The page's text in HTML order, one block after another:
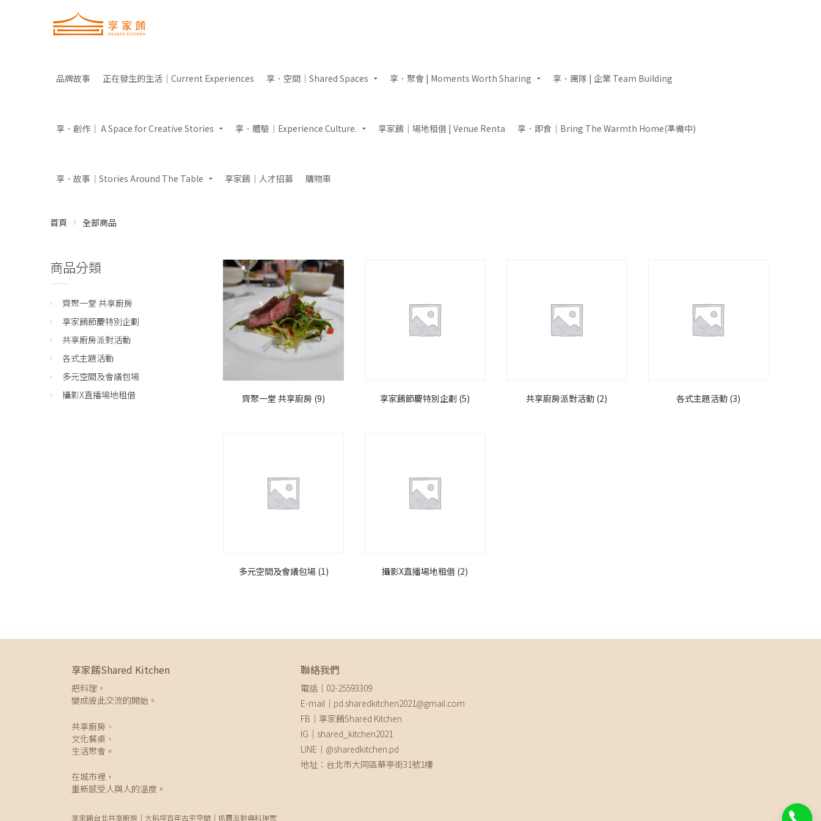
品牌故事 正在發生的生活｜Current Experiences 享．空間｜Shared Spaces 享．聚會 | Moments Worth Sharing 享．團隊 | 企業 Team Building
享．創作｜ A Space for Creative Stories 享．體驗｜Experience Culture. 享家餚｜場地租借 | Venue Renta 享．即食｜Bring The Warmth Home(準備中)
享．故事｜Stories Around The Table 享家餚｜人才招募 購物車
首頁 全部商品
齊聚一堂 共享廚房 (9) 享家餚節慶特別企劃 (5) 共享廚房派對活動 (2) 各式主題活動 (3)
多元空間及會議包場 (1) 攝影X直播場地租借 (2)
商品分類
齊聚一堂 共享廚房
享家餚節慶特別企劃
共享廚房派對活動
各式主題活動
多元空間及會議包場
攝影X直播場地租借
享家餚Shared Kitchen
把料理，
變成彼此交流的開始。
共享廚房、
文化餐桌、
生活聚會。
在城市裡，
重新感受人與人的溫度。
享家餚台北共享廚房｜大稻埕百年古宅空間｜抓周派對與料理聚
聯絡我們
電話｜02-25593309
E-mail｜pd.sharedkitchen2021@gmail.com
FB｜享家餚Shared Kitchen
IG｜shared_kitchen2021
LINE｜@sharedkitchen.pd
地址：台北市大同區華亭街31號1樓